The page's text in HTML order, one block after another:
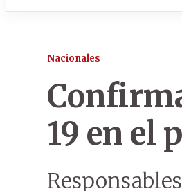
Nacionales
19 en el